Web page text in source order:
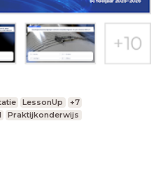
LessonUp
+7
Praktijkonderwijs